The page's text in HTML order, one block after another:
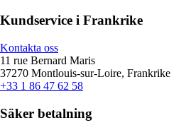
Kundservice i Frankrike
Kontakta oss
11 rue Bernard Maris
37270 Montlouis-sur-Loire, Frankrike
+33 1 86 47 62 58
Säker betalning